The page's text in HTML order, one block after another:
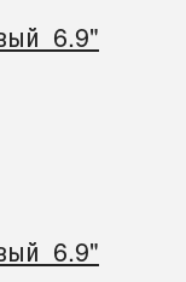
6.9"
6.9"